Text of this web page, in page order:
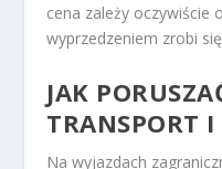
cena zależy oczywiście
wyprzedzeniem zrobi
JAK
TRANSPORT
Na wyjazdach